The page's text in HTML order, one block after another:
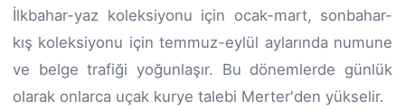
İlkbahar-yaz koleksiyonu için ocak-mart, sonbahar-
kış koleksiyonu için temmuz-eylül aylarında numune
ve belge trafiği yoğunlaşır. Bu dönemlerde günlük
olarak onlarca uçak kurye talebi Merter'den yükselir.